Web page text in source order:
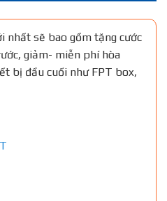
nhất sẽ bao gồm tặng cước
giảm- miễn phí hòa
bị đầu cuối như FPT box,